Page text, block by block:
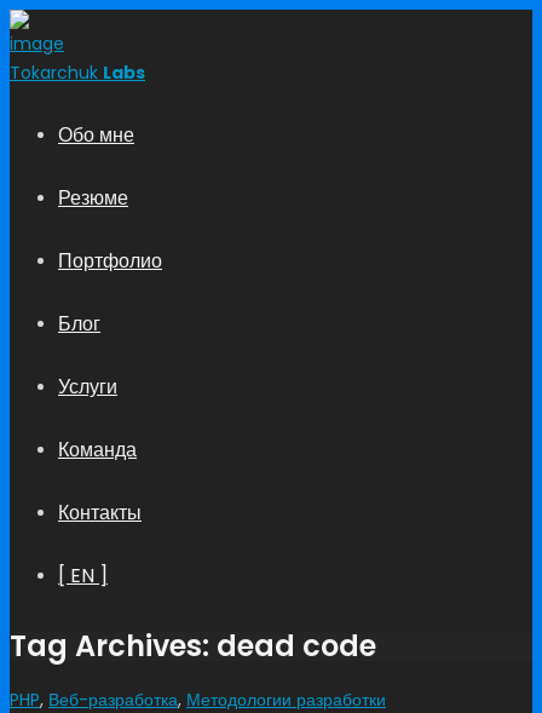
Tokarchuk Labs
Обо мне
Резюме
Портфолио
Блог
Услуги
Команда
Контакты
[ EN ]
Tag Archives: dead code
PHP, Веб-разработка, Методологии разработки